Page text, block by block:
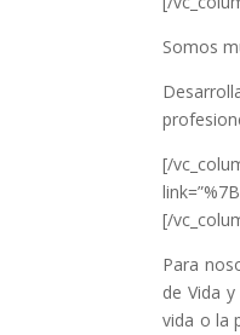
Somos
[/
[/
Para
de Vida
vida o la